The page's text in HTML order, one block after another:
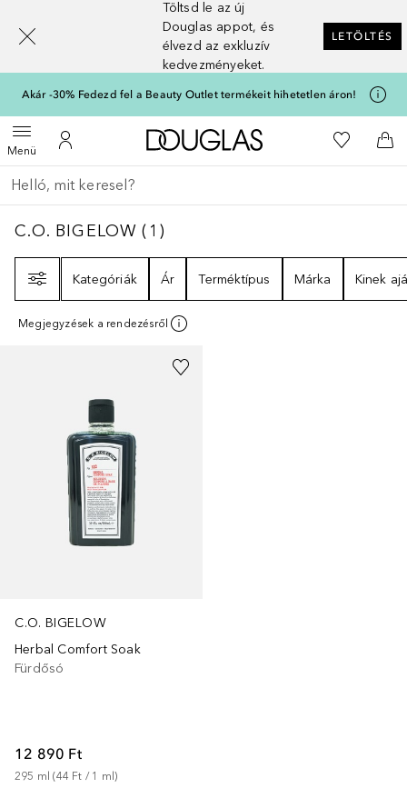
Töltsd le az új
Douglas appot, és
élvezd az exkluzív
kedvezményeket.
LETÖLTÉS
Akár -30% Fedezd fel a Beauty Outlet termékeit hihetetlen áron!
MenüMenü megnyitása
A fiókomhoz
A Douglas Főoldalra
A
Menj vissza
Keresés végrehajtása
C.O. BIGELOW 1
C.O. BIGELOW ( 1 )
Kategóriák
Ár Terméktípus Márka Kinek
Megjegyzések a rendezésről
C.O. BIGELOW
Herbal Comfort Soak
Fürdősó
12 890 Ft
295 ml (44 Ft / 1 ml)
[navigation.slideout.screenreader]